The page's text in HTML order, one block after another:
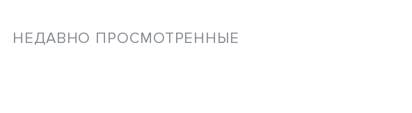
НЕДАВНО ПРОСМОТРЕННЫЕ